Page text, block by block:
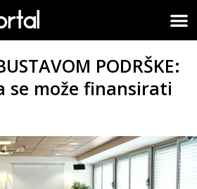
PODRŠKE:
se može finansirati